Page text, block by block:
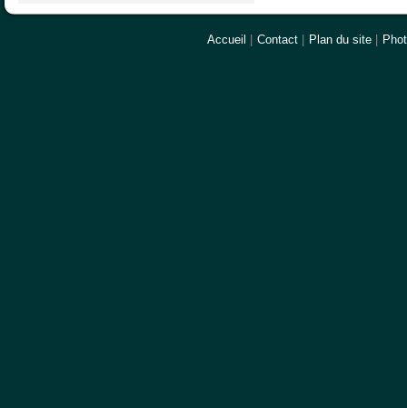
Accueil | Contact | Plan du site |